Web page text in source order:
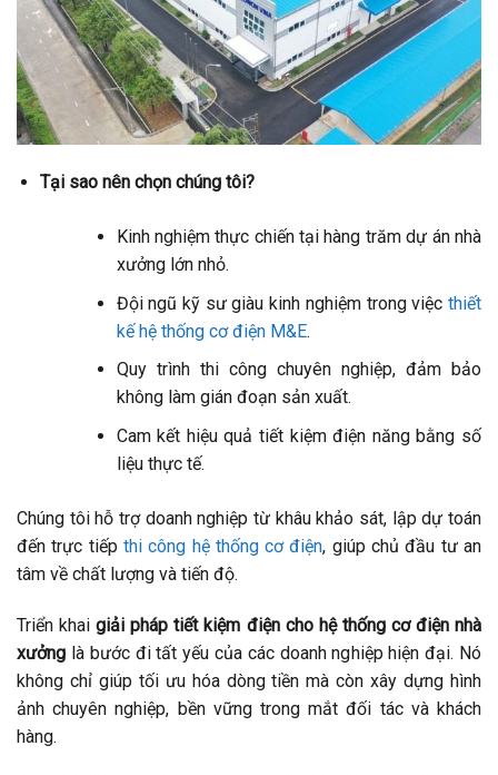
Tại sao nên chọn chúng tôi?
Kinh nghiệm thực chiến tại hàng trăm dự án nhà
xưởng lớn nhỏ.
Đội ngũ kỹ sư giàu kinh nghiệm trong việc thiết
kế hệ thống cơ điện M&E.
Quy trình thi công chuyên nghiệp, đảm bảo
không làm gián đoạn sản xuất.
Cam kết hiệu quả tiết kiệm điện năng bằng số
liệu thực tế.
Chúng tôi hỗ trợ doanh nghiệp từ khâu khảo sát, lập dự toán
đến trực tiếp thi công hệ thống cơ điện, giúp chủ đầu tư an
tâm về chất lượng và tiến độ.
Triển khaigiải pháp tiết kiệm điện cho hệ thống cơ điện nhà
xưởng là bước đi tất yếu của các doanh nghiệp hiện đại. Nó
không chỉ giúp tối ưu hóa dòng tiền mà còn xây dựng hình
ảnh chuyên nghiệp, bền vững trong mắt đối tác và khách
hàng.